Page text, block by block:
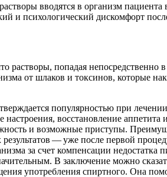
вводятся в организм
и психологический дискомфорт
растворы, попадая
от шлаков и токсинов, которые
популярностью при
восстановление аппетита
и возможные приступы.
— уже после первой
за счет компенсации
В заключение можно
употребления спиртного. Она